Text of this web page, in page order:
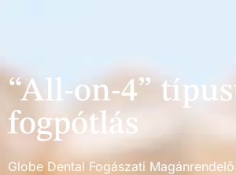
“All-on-4”
fogpótlás
Globe Dental Fogászati